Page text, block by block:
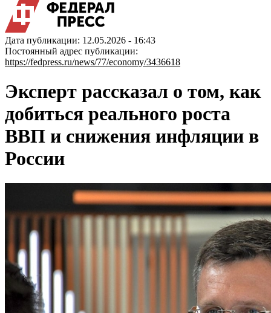
Дата публикации: 12.05.2026 - 16:43
Постоянный адрес публикации:
https://fedpress.ru/news/77/economy/3436618
Эксперт рассказал о том, как
добиться реального роста
ВВП и снижения инфляции в
России